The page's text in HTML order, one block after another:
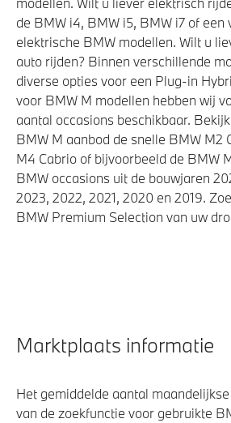
Akoestische waarschuwing voor
Airbag bestuurder
Actieve Voetgangersbescherming
Elektronisch Stabiliteits
de BMW i4, BMW i5, BMW i7 of een
elektrische BMW modellen. Wilt u
auto rijden? Binnen verschillende
diverse opties voor een Plug-in
voor BMW M modellen hebben wij
aantal occasions beschikbaar.
BMW M aanbod de snelle BMW M2
M4 Cabrio of bijvoorbeeld de BMW
BMW occasions uit de bouwjaren
2023, 2022, 2021, 2020 en 2019.
BMW Premium Selection van uw
Marktplaats informatie
Het gemiddelde aantal
van de zoekfunctie voor gebruikte